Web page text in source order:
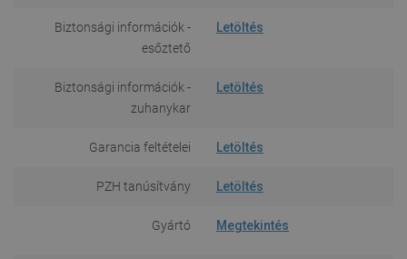
Biztonsági információk -
esőztető
Letöltés
Biztonsági információk -
zuhanykar
Letöltés
Garancia feltételei Letöltés
PZH tanúsítvány Letöltés
Gyártó Megtekintés